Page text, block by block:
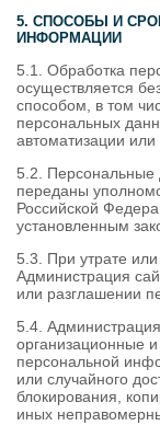
5. СПОСОБЫ И
ИНФОРМАЦИИ
5.1. Обработка
осуществляется
способом, в том
персональных
автоматизации или
5.2. Персональные
переданы
Российской
установленным
5.3. При утрате
Администрация
или разглашении
5.4.
организационные
персональной
или случайного
блокирования,
иных